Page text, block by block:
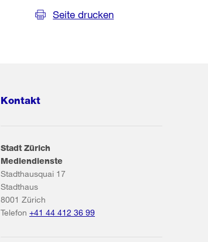
Seite drucken
Kontakt
Stadt Zürich
Mediendienste
Stadthausquai 17
Stadthaus
8001 Zürich
Telefon +41 44 412 36 99